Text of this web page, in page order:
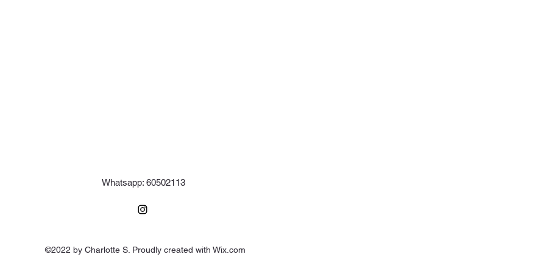
Whatsapp: 60502113
©2022 by Charlotte S. Proudly created with Wix.com